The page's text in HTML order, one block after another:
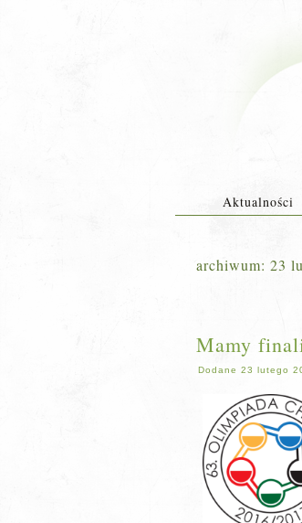
Aktualności
archiwum: 23
Mamy
Dodane 23 lutego